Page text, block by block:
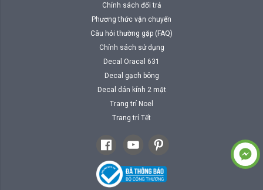
Chính sách đổi trả
Phương thức vận chuyển
Câu hỏi thường gặp (FAQ)
Chính sách sử dụng
Decal Oracal 631
Decal gạch bông
Decal dán kính 2 mặt
Trang trí Noel
Trang trí Tết